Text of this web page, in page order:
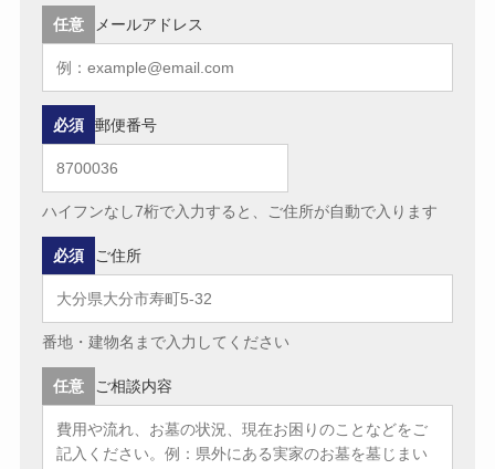
メールアドレス
任意
郵便番号
必須
ハイフンなし7桁で入力すると、ご住所が自動で入ります
ご住所
必須
番地・建物名まで入力してください
ご相談内容
任意